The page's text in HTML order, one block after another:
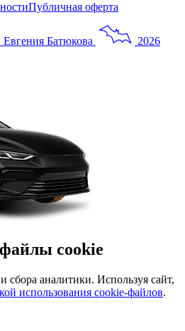
Публичная оферта
Евгения Батюкова
2026
cookie
сбора аналитики. Используя сайт,
использования cookie-файлов.